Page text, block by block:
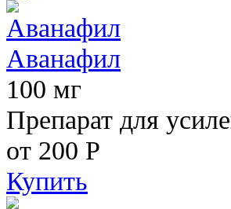
Аванафил
100 мг
Препарат для
от 200 Р
Купить